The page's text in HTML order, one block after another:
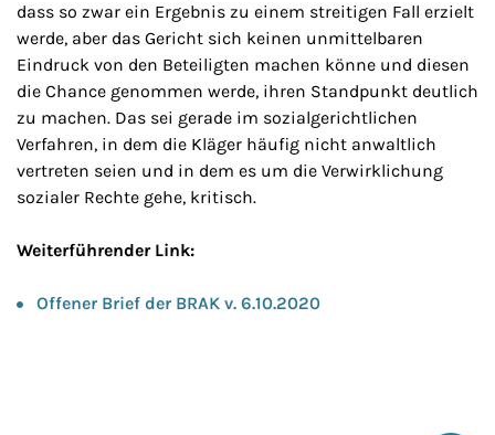
dass so zwar ein Ergebnis zu einem streitigen Fall erzielt
werde, aber das Gericht sich keinen unmittelbaren
Eindruck von den Beteiligten machen könne und diesen
die Chance genommen werde, ihren Standpunkt deutlich
zu machen. Das sei gerade im sozialgerichtlichen
Verfahren, in dem die Kläger häufig nicht anwaltlich
vertreten seien und in dem es um die Verwirklichung
sozialer Rechte gehe, kritisch.
Weiterführender Link:
Offener Brief der BRAK v. 6.10.2020